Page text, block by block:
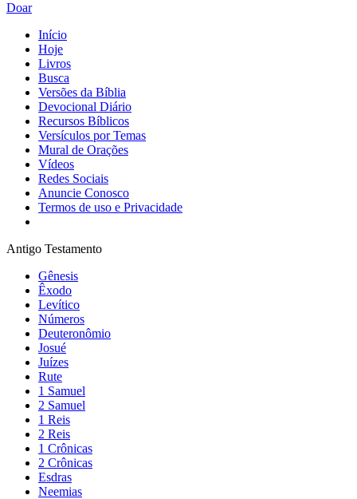
Doar
Início
Hoje
Livros
Busca
Versões da Bíblia
Devocional Diário
Recursos Bíblicos
Versículos por Temas
Mural de Orações
Vídeos
Redes Sociais
Anuncie Conosco
Termos de uso e Privacidade
Antigo Testamento
Gênesis
Êxodo
Levítico
Números
Deuteronômio
Josué
Juízes
Rute
1 Samuel
2 Samuel
1 Reis
2 Reis
1 Crônicas
2 Crônicas
Esdras
Neemias